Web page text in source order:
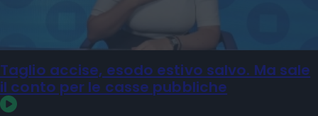
Taglio accise, esodo estivo salvo. Ma sale
il conto per le casse pubbliche